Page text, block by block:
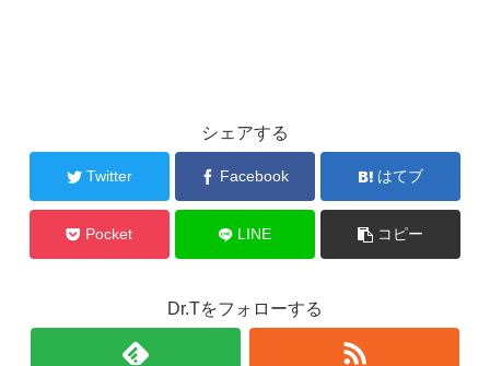
シェアする
Twitter Facebook はてブ
Pocket LINE コピー
Dr.Tをフォローする